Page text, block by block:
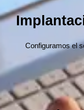
Configuramos el